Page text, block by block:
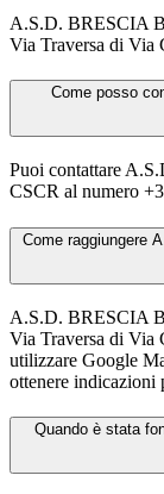
A.S.D. BRESCIA
Via Traversa di Via
Come posso
Puoi contattare
CSCR al numero
Come raggiungere
A.S.D. BRESCIA
Via Traversa di Via
utilizzare Google
ottenere indicazioni
Quando è stata